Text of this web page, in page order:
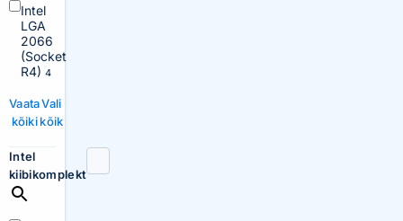
Intel
LGA
2066
(Socket
R4) 4
Vaata
kõiki
Vali
kõik
Intel
kiibikomplekt